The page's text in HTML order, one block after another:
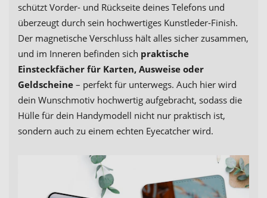
schützt Vorder- und Rückseite deines Telefons und
überzeugt durch sein hochwertiges Kunstleder-Finish.
Der magnetische Verschluss hält alles sicher zusammen,
und im Inneren befinden sich praktische
Einsteckfächer für Karten, Ausweise oder
Geldscheine – perfekt für unterwegs. Auch hier wird
dein Wunschmotiv hochwertig aufgebracht, sodass die
Hülle für dein Handymodell nicht nur praktisch ist,
sondern auch zu einem echten Eyecatcher wird.